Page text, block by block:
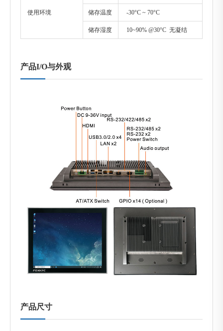
使用环境 储存温度 -30°C ~ 70°C
储存湿度 10~90% @30°C 无凝结
产品I/O与外观
产品尺寸